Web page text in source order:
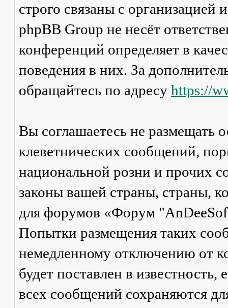
строго связаны с
phpBB Group не несёт
конференций определяет в
поведения в них. За
обращайтесь по адресу https://
Вы соглашаетесь не размещать
клеветнических сообщений,
национальной розни и прочих
законы вашей страны, страны,
для форумов «Форум
Попытки размещения таких
немедленному отключению от
будет поставлен в
всех сообщений сохраняются